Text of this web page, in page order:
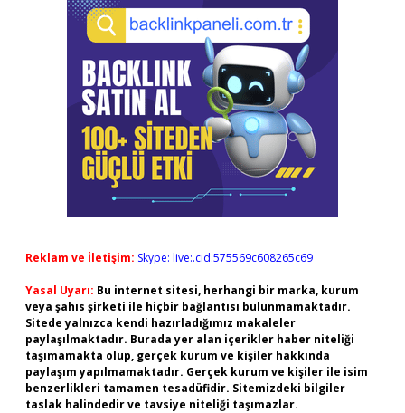
Reklam ve İletişim: Skype: live:.cid.575569c608265c69
Yasal Uyarı: Bu internet sitesi, herhangi bir marka, kurum
veya şahıs şirketi ile hiçbir bağlantısı bulunmamaktadır.
Sitede yalnızca kendi hazırladığımız makaleler
paylaşılmaktadır. Burada yer alan içerikler haber niteliği
taşımamakta olup, gerçek kurum ve kişiler hakkında
paylaşım yapılmamaktadır. Gerçek kurum ve kişiler ile isim
benzerlikleri tamamen tesadüfidir. Sitemizdeki bilgiler
taslak halindedir ve tavsiye niteliği taşımazlar.